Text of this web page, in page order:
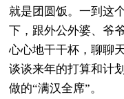
就是团圆饭。一到这
下，跟外公外婆、爷
心心地干干杯，聊聊
谈谈来年的打算和计
做的“满汉全席”。